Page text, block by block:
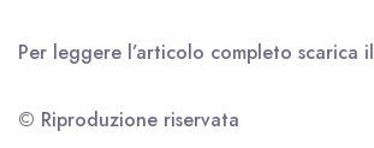
Per leggere l’articolo completo scarica il
© Riproduzione riservata